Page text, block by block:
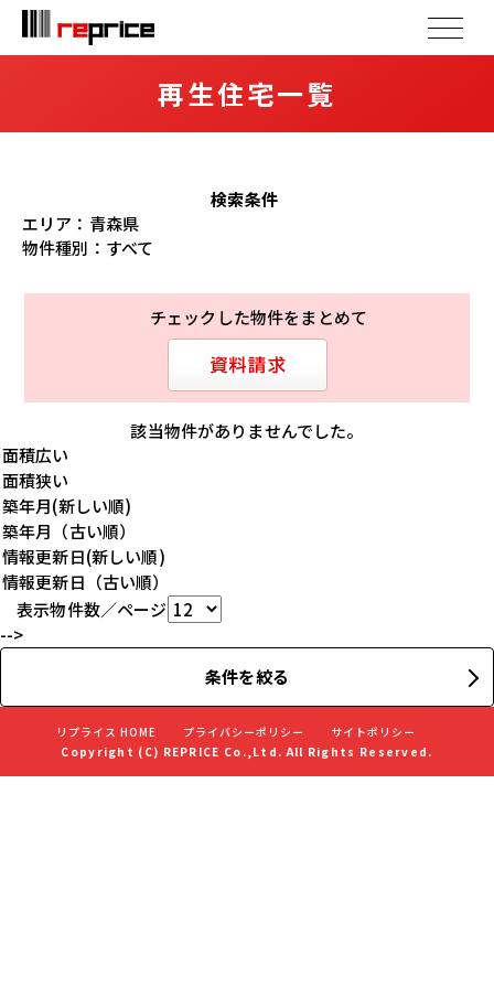
再生住宅一覧
検索条件
エリア： 青森県
物件種別： すべて
チェックした物件をまとめて
該当物件がありませんでした。
表示物件数／ページ
-->
条件を絞る
リプライス HOME プライバシーポリシー
サイトポリシー
Copyright (C) REPRICE Co.,Ltd. All Rights Reserved.